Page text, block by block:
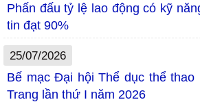
Phấn đấu tỷ lệ lao động có kỹ
tin đạt 90%
25/07/2026
Bế mạc Đại hội Thể dục thể thao
Trang lần thứ I năm 2026